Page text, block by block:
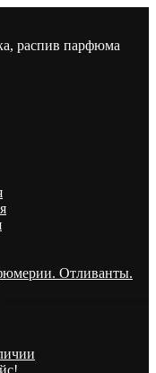
распив парфюма
Отливанты.